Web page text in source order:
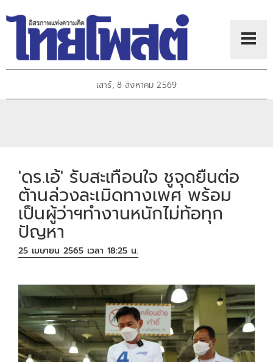
เสาร์, 8 สิงหาคม 2569
'ดร.เอ้' รับสะเทือนใจ ชูจุดยืนต่อ
ต้านล่วงละเมิดทางเพศ พร้อม
เป็นผู้ว่าฯทำงานหนักไม่ท้อทุก
ปัญหา
25 เมษายน 2565 เวลา 18:25 น.